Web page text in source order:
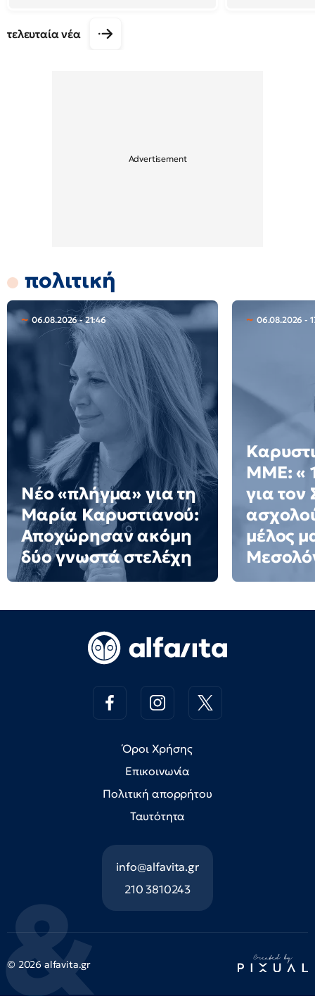
τελευταία νέα
πολιτική
06.08.2026 - 21:46
Νέο «πλήγμα» για τη
Μαρία Καρυστιανού:
Αποχώρησαν ακόμη
δύο γνωστά στελέχη
06.08.2026 -
ΜΜΕ: «
για τον
μέλος
Όροι Χρήσης
Επικοινωνία
Πολιτική απορρήτου
Ταυτότητα
info@alfavita.gr
210 3810243
© 2026 alfavita.gr